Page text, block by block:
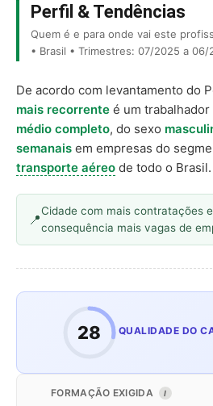
Perfil & Tendências
Quem é e para onde vai este
• Brasil • Trimestres: 07/2025 a 06/
De acordo com levantamento do
mais recorrente é um trabalhador
médio completo, do sexo
semanais em empresas do
transporte aéreo de todo o Brasil.
Cidade com mais contratações
consequência mais vagas de
28 QUALIDADE DO
FORMAÇÃO EXIGIDA I